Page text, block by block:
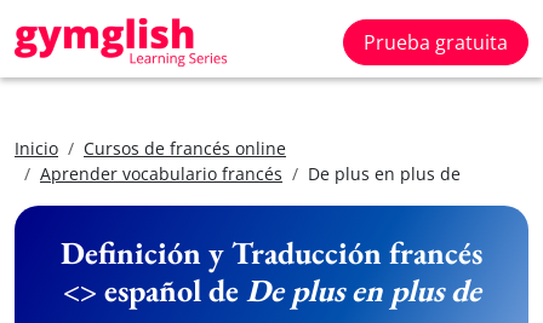
Prueba gratuita
Inicio
Cursos de francés online
Aprender vocabulario francés
De plus en plus de
Definición y Traducción francés
<> español deDe plus en plus de